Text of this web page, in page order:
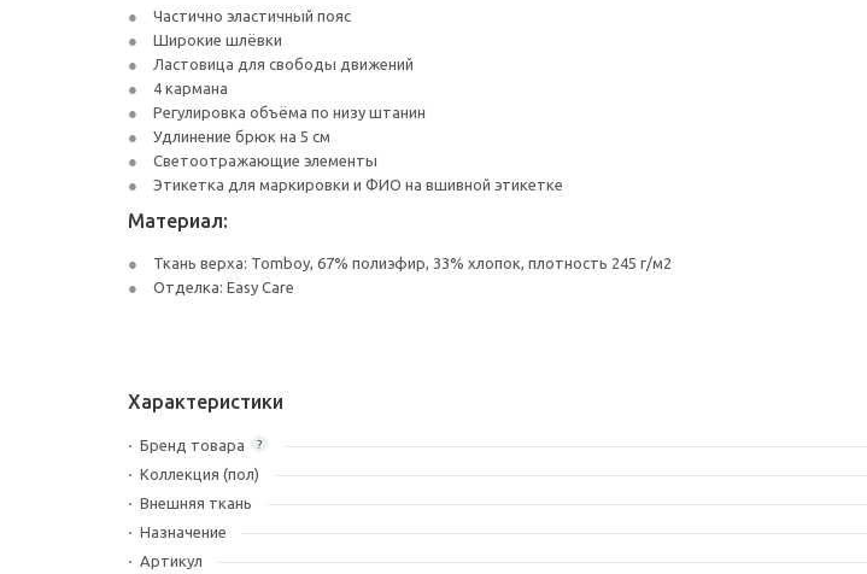
Частично эластичный пояс
Широкие шлёвки
Ластовица для свободы движений
4 кармана
Регулировка объёма по низу штанин
Удлинение брюк на 5 см
Светоотражающие элементы
Этикетка для маркировки и ФИО на вшивной этикетке
Материал:
Ткань верха: Tomboy, 67% полиэфир, 33% хлопок, плотность 245 г/м2
Отделка: Easy Care
Характеристики
?
Бренд товара
Коллекция (пол)
Внешняя ткань
Назначение
Артикул